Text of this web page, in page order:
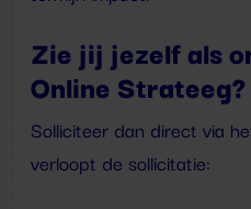
Zie jij jezelf als
Online Strateeg?
Solliciteer dan direct via
verloopt de sollicitatie: